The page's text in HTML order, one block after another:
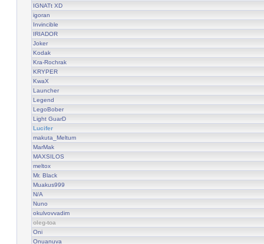
IGNATt XD
igoran
Invincible
IRIADOR
Joker
Kodak
Kra-Rochrak
KRYPER
KwaX
Launcher
Legend
LegoBober
Light GuarD
Lucifer
makuta_Meltum
MarMak
MAXSILOS
meltox
Mr. Black
Muakus999
N/A
Nuno
okulvovvadim
oleg-toa
Oni
Onuanuva